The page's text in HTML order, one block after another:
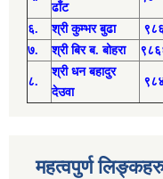
ढाँट
६. श्री कुम्भर बुढा
७. श्री बिर ब. बोहरा
८.
श्री धन बहादुर
देउवा
महत्वपुर्ण